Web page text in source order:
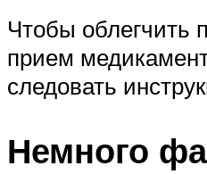
Чтобы облегчить
прием
следовать
Немного